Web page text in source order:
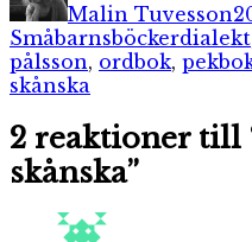
Malin Tuvesson
Småbarnsböckerdialekt
pålsson, ordbok,
skånska
2 reaktioner till
skånska”